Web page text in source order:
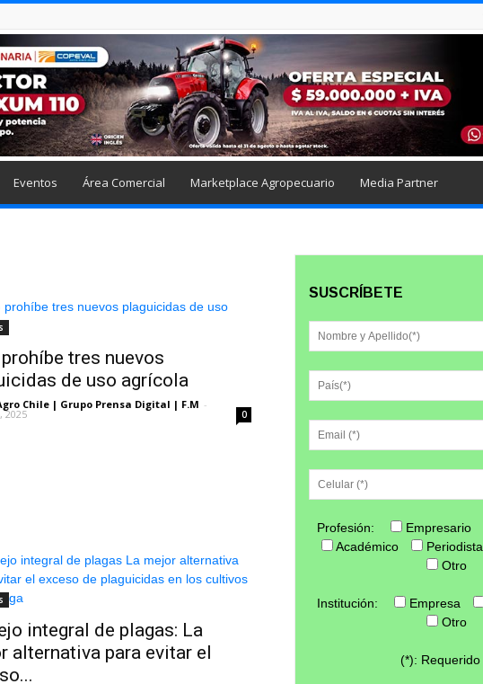
Eventos Área Comercial Marketplace Agropecuario Media Partner
prohíbe tres nuevos
de uso agrícola
Chile | Grupo Prensa Digital | F.M -
2025 0
integral de plagas: La
alternativa para evitar el
SUSCRÍBETE
Profesión: Empresario
Académico
Periodista
Otro
Institución: Empresa
Otro
(*): Requerido